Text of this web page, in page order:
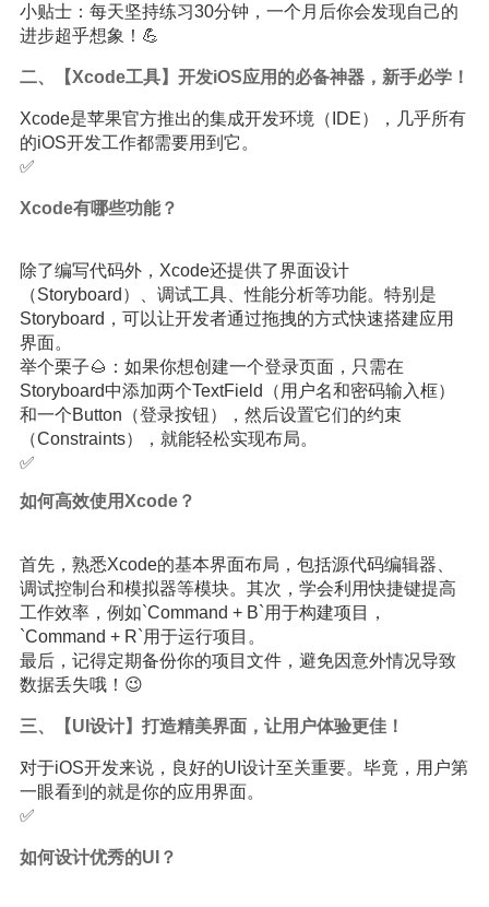
小贴士：每天坚持练习30分钟，一个月后你会发现自己的
进步超乎想象！💪
二、【Xcode工具】开发iOS应用的必备神器，新手必学！
Xcode是苹果官方推出的集成开发环境（IDE），几乎所有
的iOS开发工作都需要用到它。
✅
Xcode有哪些功能？
除了编写代码外，Xcode还提供了界面设计
（Storyboard）、调试工具、性能分析等功能。特别是
Storyboard，可以让开发者通过拖拽的方式快速搭建应用
界面。
举个栗子🌰：如果你想创建一个登录页面，只需在
Storyboard中添加两个TextField（用户名和密码输入框）
和一个Button（登录按钮），然后设置它们的约束
（Constraints），就能轻松实现布局。
✅
如何高效使用Xcode？
首先，熟悉Xcode的基本界面布局，包括源代码编辑器、
调试控制台和模拟器等模块。其次，学会利用快捷键提高
工作效率，例如`Command + B`用于构建项目，
`Command + R`用于运行项目。
最后，记得定期备份你的项目文件，避免因意外情况导致
数据丢失哦！😉
三、【UI设计】打造精美界面，让用户体验更佳！
对于iOS开发来说，良好的UI设计至关重要。毕竟，用户第
一眼看到的就是你的应用界面。
✅
如何设计优秀的UI？